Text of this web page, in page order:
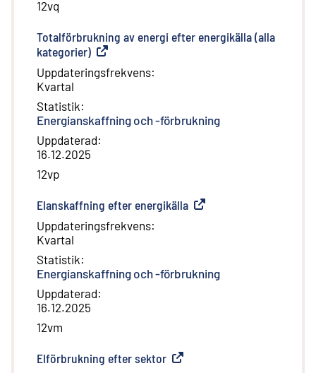
12vq
Totalförbrukning av energi efter energikälla (alla
kategorier) Extern länk
Uppdateringsfrekvens:
Kvartal
Statistik:
Energianskaffning och -förbrukning
Uppdaterad:
16.12.2025
12vp
Elanskaffning efter energikälla Extern länk
Uppdateringsfrekvens:
Kvartal
Statistik:
Energianskaffning och -förbrukning
Uppdaterad:
16.12.2025
12vm
Elförbrukning efter sektor Extern länk